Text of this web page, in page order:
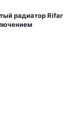
радиатор Rifar